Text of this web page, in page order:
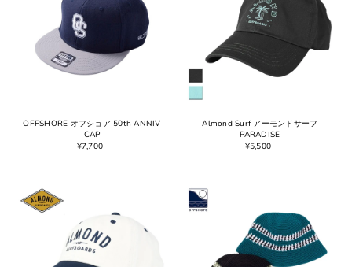
OFFSHORE オフショア 50th ANNIV
CAP
¥7,700
Almond Surf アーモンドサーフ
PARADISE
¥5,500